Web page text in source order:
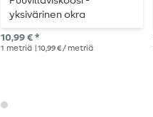
yksivärinen okra
10,99 € *
1 metriä | 10,99 € / metriä